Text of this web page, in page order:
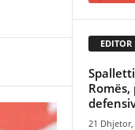
EDITOR
21 Dhjetor,